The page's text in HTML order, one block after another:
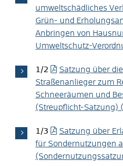
umweltschädliches
Grün- und
Anbringen von
Umweltschutz-
1/2
Satzung über
Straßenanlieger zum
Schneeräumen und
(Streupflicht-Satzung)
1/3
Satzung über
für Sondernutzungen